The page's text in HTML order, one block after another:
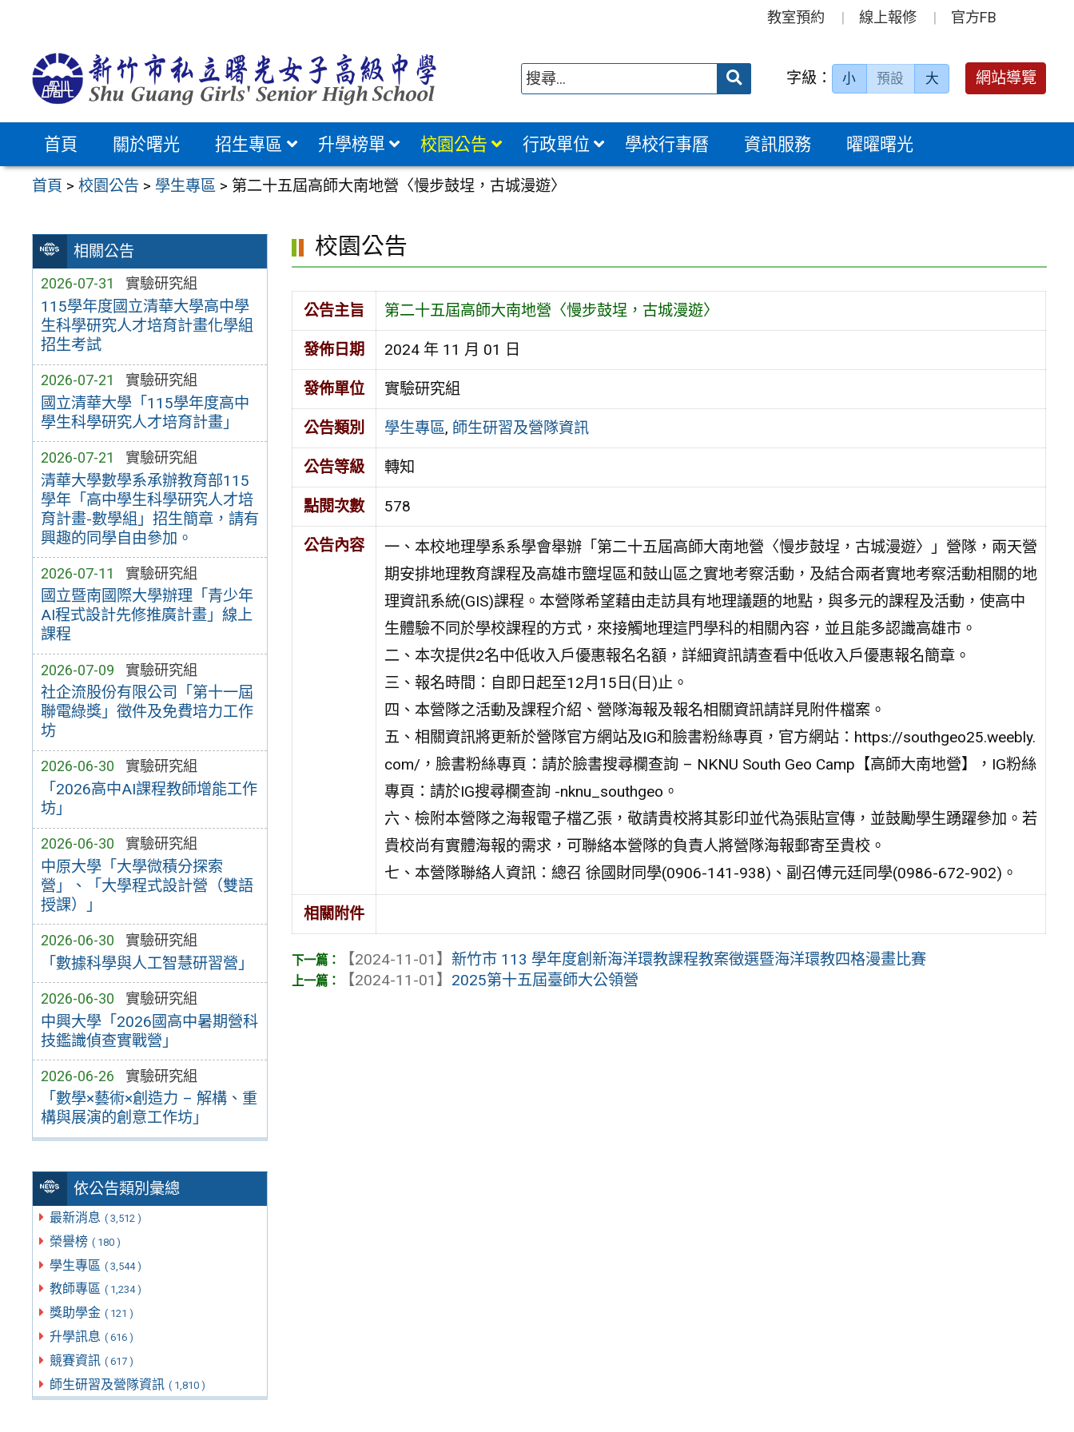
教室預約 線上報修 官方FB
送出 字級： 小 預設 大 網站導覽
首頁 關於曙光 招生專區 升學榜單 校園公告 行政單位 學校行事曆 資訊服務 曜曜曙光
首頁 >校園公告 > 學生專區 > 第二十五屆高師大南地營〈慢步鼓埕，古城漫遊〉
相關公告
2026-07-31 實驗研究組
115學年度國立清華大學高中學
生科學研究人才培育計畫化學組
招生考試
2026-07-21 實驗研究組
國立清華大學「115學年度高中
學生科學研究人才培育計畫」
2026-07-21 實驗研究組
清華大學數學系承辦教育部115
學年「高中學生科學研究人才培
育計畫-數學組」招生簡章，請有
興趣的同學自由參加。
2026-07-11 實驗研究組
國立暨南國際大學辦理「青少年
AI程式設計先修推廣計畫」線上
課程
2026-07-09 實驗研究組
社企流股份有限公司「第十一屆
聯電綠獎」徵件及免費培力工作
坊
2026-06-30 實驗研究組
「2026高中AI課程教師增能工作
坊」
2026-06-30 實驗研究組
中原大學「大學微積分探索
營」、「大學程式設計營（雙語
授課）」
2026-06-30 實驗研究組
「數據科學與人工智慧研習營」
2026-06-30 實驗研究組
中興大學「2026國高中暑期營科
技鑑識偵查實戰營」
2026-06-26 實驗研究組
「數學×藝術×創造力 – 解構、重
構與展演的創意工作坊」
依公告類別彙總
最新消息 ( 3,512 )
榮譽榜 ( 180 )
學生專區 ( 3,544 )
教師專區 ( 1,234 )
獎助學金 ( 121 )
升學訊息 ( 616 )
競賽資訊 ( 617 )
師生研習及營隊資訊 ( 1,810 )
校園公告
公告主旨 第二十五屆高師大南地營〈慢步鼓埕，古城漫遊〉
發佈日期 2024 年 11 月 01 日
發佈單位 實驗研究組
公告類別 學生專區, 師生研習及營隊資訊
公告等級 轉知
點閱次數 578
公告內容
一、本校地理學系系學會舉辦「第二十五屆高師大南地營〈慢步鼓埕，古城漫遊〉」營隊，兩天營
期安排地理教育課程及高雄市鹽埕區和鼓山區之實地考察活動，及結合兩者實地考察活動相關的地
理資訊系統(GIS)課程。本營隊希望藉由走訪具有地理議題的地點，與多元的課程及活動，使高中
生體驗不同於學校課程的方式，來接觸地理這門學科的相關內容，並且能多認識高雄市。
二、本次提供2名中低收入戶優惠報名名額，詳細資訊請查看中低收入戶優惠報名簡章。
三、報名時間：自即日起至12月15日(日)止。
四、本營隊之活動及課程介紹、營隊海報及報名相關資訊請詳見附件檔案。
五、相關資訊將更新於營隊官方網站及IG和臉書粉絲專頁，官方網站：https://southgeo25.weebly.
com/，臉書粉絲專頁：請於臉書搜尋欄查詢 – NKNU South Geo Camp【高師大南地營】，IG粉絲
專頁：請於IG搜尋欄查詢 -nknu_southgeo。
六、檢附本營隊之海報電子檔乙張，敬請貴校將其影印並代為張貼宣傳，並鼓勵學生踴躍參加。若
貴校尚有實體海報的需求，可聯絡本營隊的負責人將營隊海報郵寄至貴校。
七、本營隊聯絡人資訊：總召 徐國財同學(0906-141-938)、副召傅元廷同學(0986-672-902)。
相關附件
【2024-11-01】新竹市 113 學年度創新海洋環教課程教案徵選暨海洋環教四格漫畫比賽
【2024-11-01】 2025第十五屆臺師大公領營